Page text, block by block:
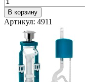
В корзину
Артикул: 4911